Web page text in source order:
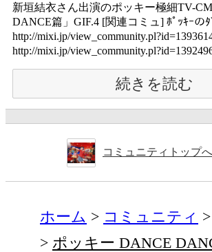
新垣結衣さん出演のポッキー極細TV-
DANCE篇」GIF.4 [関連コミュ] ﾎﾟｯｷｰのﾀ
http://mixi.jp/
http://mixi.jp/
続きを読む
コミュニティトップ
ホーム コミュニティ
ポッキー DANCE